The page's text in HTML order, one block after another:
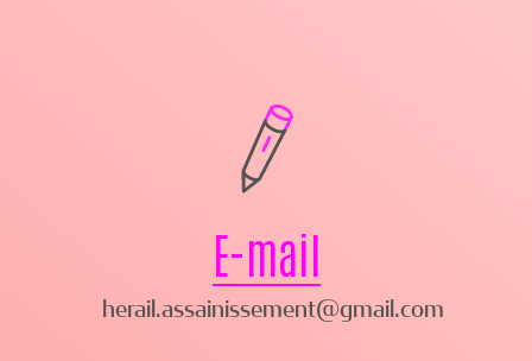
E-mail
herail.assainissement@gmail.com